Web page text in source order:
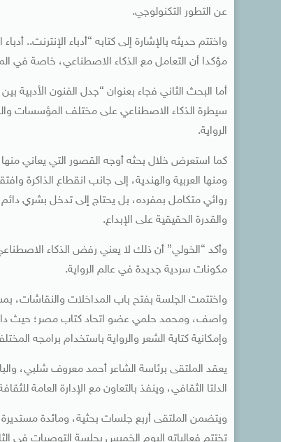
عن التطور التكنولوجي.
مؤكدا أن التعامل مع الذكاء الاصطناعي، خاصة في
أما البحث الثاني فجاء بعنوان “جدل الفنون الأدبية
سيطرة الذكاء الاصطناعي على مختلف المؤسسات
الرواية.
كما استعرض خلال بحثه أوجه القصور التي يعاني
ومنها العربية والهندية، إلى جانب انقطاع الذاكرة
روائي متكامل بمفرده، بل يحتاج إلى تدخل بشري
والقدرة الحقيقية على الإبداع.
وأكد “الخولي” أن ذلك لا يعني رفض الذكاء
مكونات سردية جديدة في عالم الرواية.
واختتمت الجلسة بفتح باب المداخلات والنقاشات،
واصف، ومحمد حلمي عضو اتحاد كتاب مصر؛ حيث
وإمكانية كتابة الشعر والرواية باستخدام برامجه
يعقد الملتقى برئاسة الشاعر أحمد معروف شلبي،
الدلتا الثقافي، وينفذ بالتعاون مع الإدارة العامة
ويتضمن الملتقى أربع جلسات بحثية، ومائدة
تختتم فعالياته اليوم الخميس بجلسة التوصيات في